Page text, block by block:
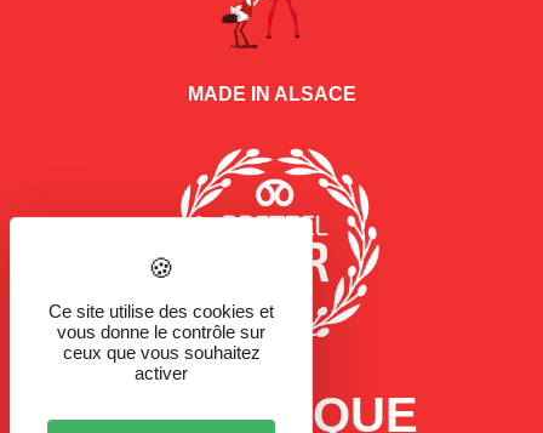
MADE IN ALSACE
LA MARQUE
Ce site utilise des cookies et
vous donne le contrôle sur
ceux que vous souhaitez
activer